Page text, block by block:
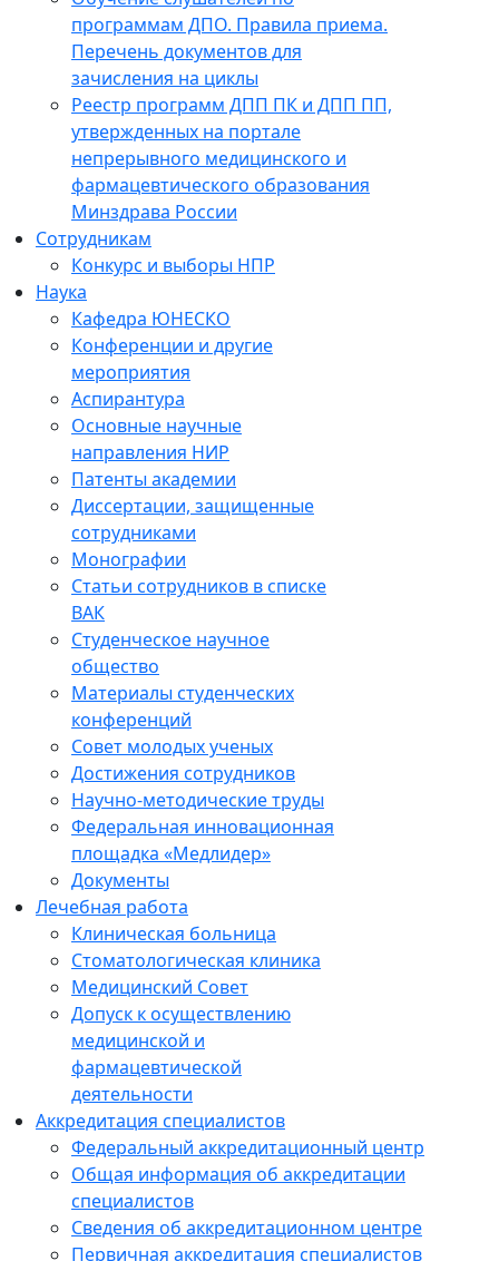
программам ДПО. Правила приема.
Перечень документов для
зачисления на циклы
Реестр программ ДПП ПК и ДПП ПП,
утвержденных на портале
непрерывного медицинского и
фармацевтического образования
Минздрава России
Сотрудникам
Конкурс и выборы НПР
Наука
Кафедра ЮНЕСКО
Конференции и другие
мероприятия
Аспирантура
Основные научные
направления НИР
Патенты академии
Диссертации, защищенные
сотрудниками
Монографии
Статьи сотрудников в списке
ВАК
Студенческое научное
общество
Материалы студенческих
конференций
Совет молодых ученых
Достижения сотрудников
Научно-методические труды
Федеральная инновационная
площадка «Медлидер»
Документы
Лечебная работа
Клиническая больница
Стоматологическая клиника
Медицинский Совет
Допуск к осуществлению
медицинской и
фармацевтической
деятельности
Аккредитация специалистов
Федеральный аккредитационный центр
Общая информация об аккредитации
специалистов
Сведения об аккредитационном центре
Первичная аккредитация специалистов